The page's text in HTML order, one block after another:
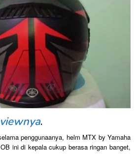
.
penggunaanya, helm MTX by Yamaha
ini di kepala cukup berasa ringan banget,